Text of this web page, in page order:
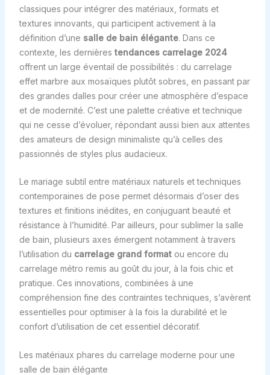
classiques pour intégrer des matériaux, formats et
textures innovants, qui participent activement à la
définition d’une salle de bain élégante. Dans ce
contexte, les dernières tendances carrelage 2024
offrent un large éventail de possibilités : du carrelage
effet marbre aux mosaïques plutôt sobres, en passant par
des grandes dalles pour créer une atmosphère d’espace
et de modernité. C’est une palette créative et technique
qui ne cesse d’évoluer, répondant aussi bien aux attentes
des amateurs de design minimaliste qu’à celles des
passionnés de styles plus audacieux.
Le mariage subtil entre matériaux naturels et techniques
contemporaines de pose permet désormais d’oser des
textures et finitions inédites, en conjuguant beauté et
résistance à l’humidité. Par ailleurs, pour sublimer la salle
de bain, plusieurs axes émergent notamment à travers
l’utilisation du carrelage grand formatou encore du
carrelage métro remis au goût du jour, à la fois chic et
pratique. Ces innovations, combinées à une
compréhension fine des contraintes techniques, s’avèrent
essentielles pour optimiser à la fois la durabilité et le
confort d’utilisation de cet essentiel décoratif.
Les matériaux phares du carrelage moderne pour une
salle de bain élégante